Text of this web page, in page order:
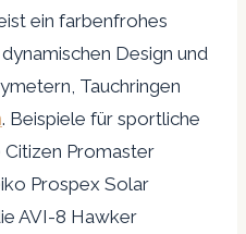
ein farbenfrohes
Design und
Tauchringen
. Beispiele für sportliche
Citizen Promaster
Prospex Solar
AVI-8 Hawker